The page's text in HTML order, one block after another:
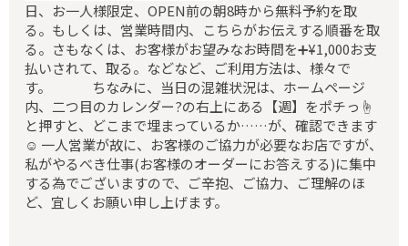
日、お一人様限定、OPEN前の朝8時から無料予約を取
る。もしくは、営業時間内、こちらがお伝えする順番を取
る。さもなくは、お客様がお望みなお時間を➕¥1,000お支
払いされて、取る。などなど、ご利用方法は、様々で
す。 ちなみに、当日の混雑状況は、ホームページ
内、二つ目のカレンダー?️の右上にある【週】をポチっ☝️
と押すと、どこまで埋まっているか……が、確認できます
☺️ 一人営業が故に、お客様のご協力が必要なお店ですが、
私がやるべき仕事(お客様のオーダーにお答えする)に集中
する為でございますので、ご辛抱、ご協力、ご理解のほ
ど、宜しくお願い申し上げます。